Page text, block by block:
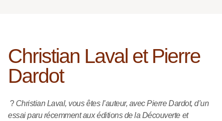
Christian Laval et Pierre
Dardot
? Christian Laval, vous êtes l’auteur, avec Pierre Dardot, d’un
essai paru récemment aux éditions de la Découverte et